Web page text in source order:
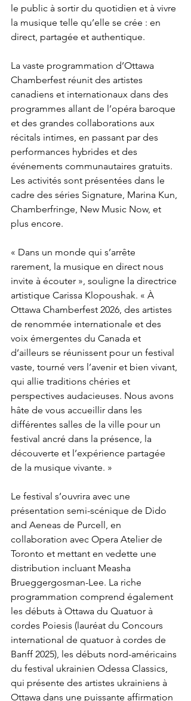
le public à sortir du quotidien et à vivre
la musique telle qu’elle se crée : en
direct, partagée et authentique.
La vaste programmation d’Ottawa
Chamberfest réunit des artistes
canadiens et internationaux dans des
programmes allant de l’opéra baroque
et des grandes collaborations aux
récitals intimes, en passant par des
performances hybrides et des
événements communautaires gratuits.
Les activités sont présentées dans le
cadre des séries Signature, Marina Kun,
Chamberfringe, New Music Now, et
plus encore.
« Dans un monde qui s’arrête
rarement, la musique en direct nous
invite à écouter », souligne la directrice
artistique Carissa Klopoushak. « À
Ottawa Chamberfest 2026, des artistes
de renommée internationale et des
voix émergentes du Canada et
d’ailleurs se réunissent pour un festival
vaste, tourné vers l’avenir et bien vivant,
qui allie traditions chéries et
perspectives audacieuses. Nous avons
hâte de vous accueillir dans les
différentes salles de la ville pour un
festival ancré dans la présence, la
découverte et l’expérience partagée
de la musique vivante. »
Le festival s’ouvrira avec une
présentation semi-scénique de Dido
and Aeneas de Purcell, en
collaboration avec Opera Atelier de
Toronto et mettant en vedette une
distribution incluant Measha
Brueggergosman-Lee. La riche
programmation comprend également
les débuts à Ottawa du Quatuor à
cordes Poiesis (lauréat du Concours
international de quatuor à cordes de
Banff 2025), les débuts nord-américains
du festival ukrainien Odessa Classics,
qui présente des artistes ukrainiens à
Ottawa dans une puissante affirmation